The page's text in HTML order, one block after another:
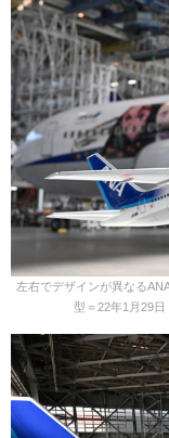
左右でデザインが異なる
型＝22年1月29